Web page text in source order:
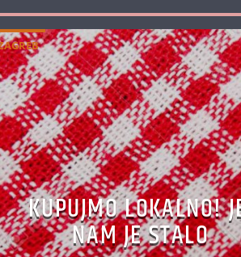
KUPUJMO LOKALNO!
NAM JE STALO